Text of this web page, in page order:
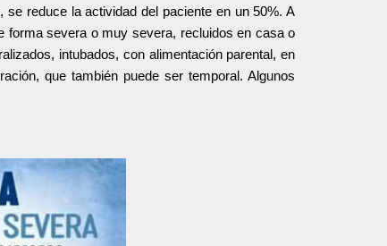
reduce la actividad del paciente en un 50%. A
forma severa o muy severa, recluidos en casa o
intubados, con alimentación parental, en
que también puede ser temporal. Algunos